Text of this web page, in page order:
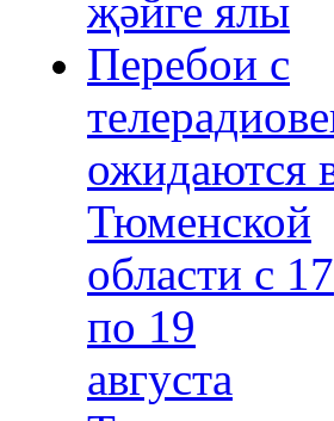
җәйге ялы
Перебои с
ожидаются
Тюменской
области с 17
по 19
августа